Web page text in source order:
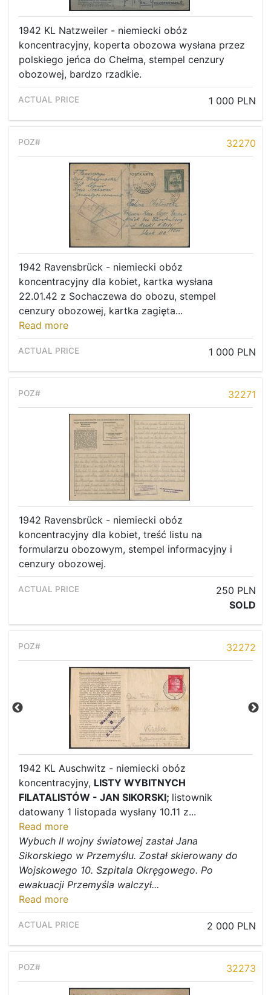
1942 KL Natzweiler - niemiecki obóz
koncentracyjny, koperta obozowa wysłana przez
polskiego jeńca do Chełma, stempel cenzury
obozowej, bardzo rzadkie.
1 000 PLN
32270
1942 Ravensbrück - niemiecki obóz
koncentracyjny dla kobiet, kartka wysłana
22.01.42 z Sochaczewa do obozu, stempel
cenzury obozowej, kartka zagięta...
Read more
1 000 PLN
32271
1942 Ravensbrück - niemiecki obóz
koncentracyjny dla kobiet, treść listu na
formularzu obozowym, stempel informacyjny i
cenzury obozowej.
250 PLN
SOLD
32272
1942 KL Auschwitz - niemiecki obóz
koncentracyjny, LISTY WYBITNYCH
FILATALISTÓW - JAN SIKORSKI; listownik
datowany 1 listopada wysłany 10.11 z...
Read more
Wybuch II wojny światowej zastał Jana
Sikorskiego w Przemyślu. Został skierowany do
Wojskowego 10. Szpitala Okręgowego. Po
ewakuacji Przemyśla walczył...
Read more
2 000 PLN
32273